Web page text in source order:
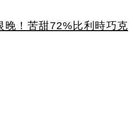
！苦甜72%比利時巧克